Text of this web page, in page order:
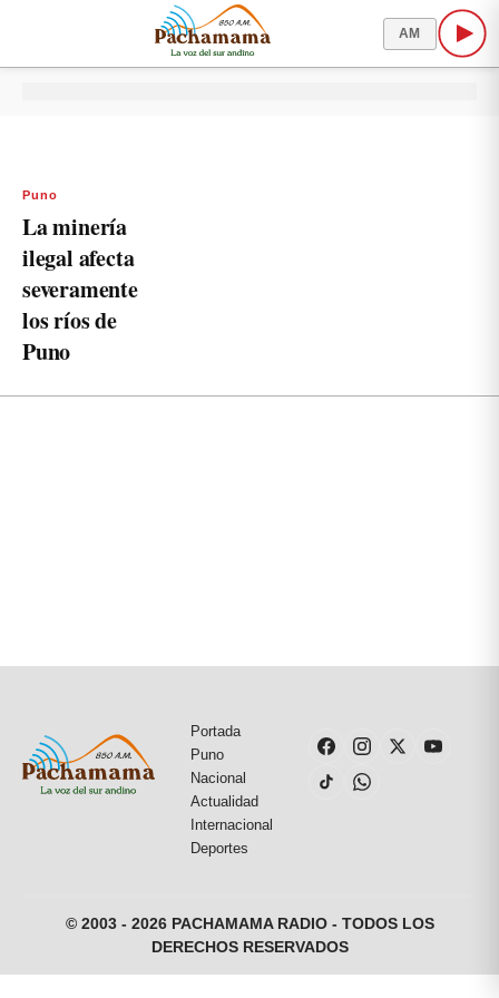
AM
Puno
La minería
ilegal afecta
severamente
los ríos de
Puno
Portada
Puno
Nacional
Actualidad
Internacional
Deportes
© 2003 - 2026 PACHAMAMA RADIO - TODOS LOS
DERECHOS RESERVADOS